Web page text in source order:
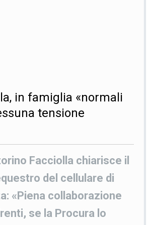
in famiglia «normali
tensione
Facciolla chiarisce il
del cellulare di
«Piena collaborazione
se la Procura lo